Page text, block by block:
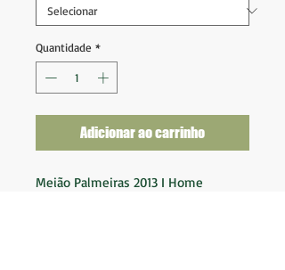
Quantidade *
Adicionar ao carrinho
Meião Palmeiras 2013 I Home